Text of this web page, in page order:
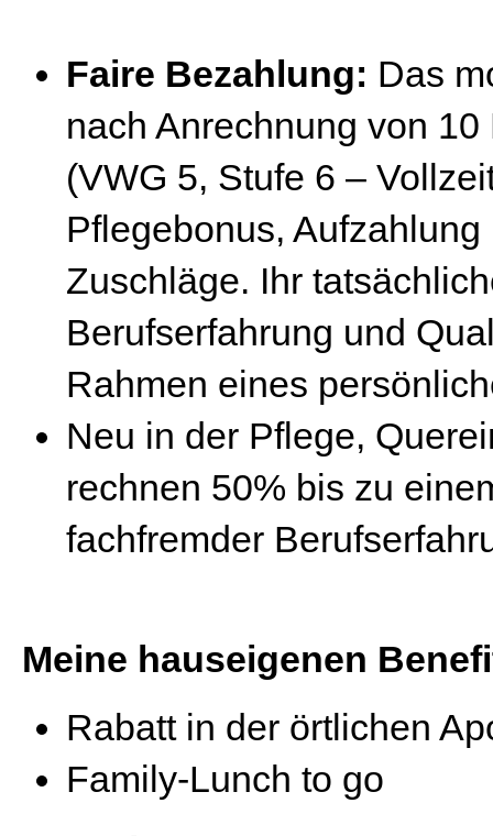
Faire Bezahlung: Das
nach Anrechnung von
(VWG 5, Stufe 6 –
Pflegebonus,
Zuschläge. Ihr
Berufserfahrung und
Rahmen eines
Neu in der Pflege,
rechnen 50% bis zu
fachfremder
Meine hauseigenen
Rabatt in der örtlichen
Family-Lunch to go